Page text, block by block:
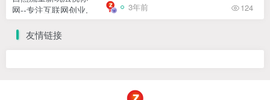
3年前 124
友情链接